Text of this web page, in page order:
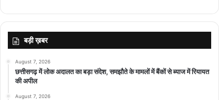
बड़ी ख़बर
August 7, 2026
छत्तीसगढ़ में लोक अदालत का बड़ा संदेश, समझौते के मामलों में बैंकों से ब्याज में रियायत
की अपील
August 7, 2026